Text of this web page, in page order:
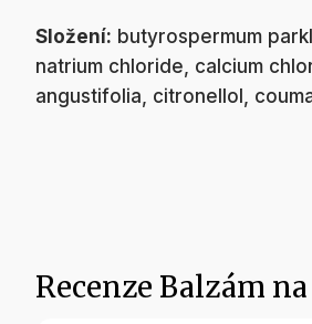
Složení: butyrospermum
natrium chloride, calcium
angustifolia, citronellol,
Recenze Balzám